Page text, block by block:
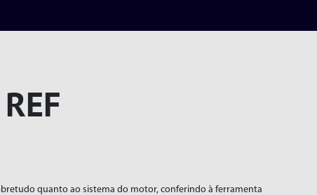
quanto ao sistema do motor, conferindo à ferramenta